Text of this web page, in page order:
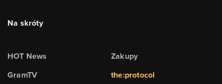
Na skróty
HOT News
GramTV
Zakupy
the:protocol